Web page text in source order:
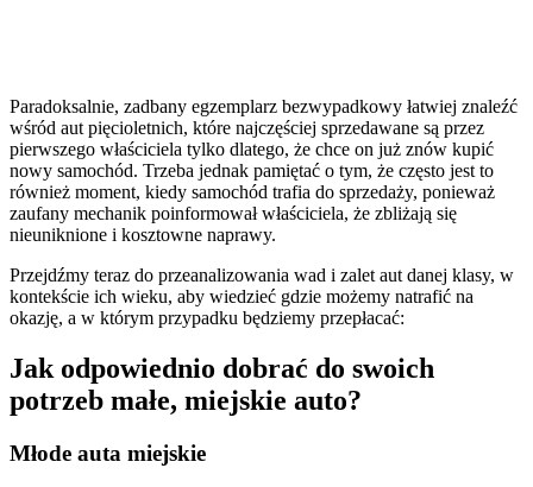
Paradoksalnie, zadbany egzemplarz bezwypadkowy łatwiej znaleźć
wśród aut pięcioletnich, które najczęściej sprzedawane są przez
pierwszego właściciela tylko dlatego, że chce on już znów kupić
nowy samochód. Trzeba jednak pamiętać o tym, że często jest to
również moment, kiedy samochód trafia do sprzedaży, ponieważ
zaufany mechanik poinformował właściciela, że zbliżają się
nieuniknione i kosztowne naprawy.
Przejdźmy teraz do przeanalizowania wad i zalet aut danej klasy, w
kontekście ich wieku, aby wiedzieć gdzie możemy natrafić na
okazję, a w którym przypadku będziemy przepłacać:
Jak odpowiednio dobrać do swoich
potrzeb małe, miejskie auto?
Młode auta miejskie